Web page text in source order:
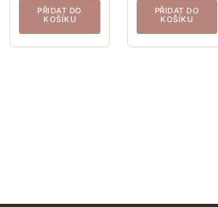
PŘIDAT DO
KOŠÍKU
PŘIDAT DO
KOŠÍKU